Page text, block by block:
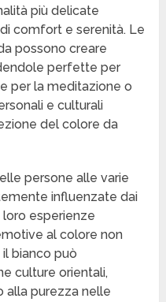
più delicate
comfort e serenità. Le
possono creare
perfette per
per la meditazione o
e culturali
del colore da
persone alle varie
influenzate dai
esperienze
al colore non
bianco può
culture orientali,
alla purezza nelle